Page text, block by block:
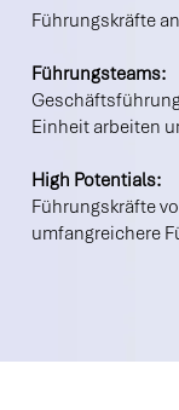
Führungskräfte
Führungsteams:
Einheit arbeiten
High Potentials:
Führungskräfte
umfangreichere